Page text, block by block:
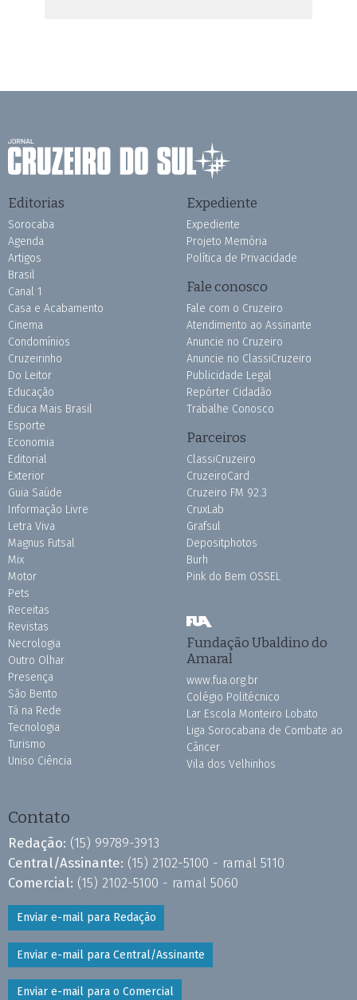
Editorias
Sorocaba
Agenda
Artigos
Brasil
Canal 1
Casa e Acabamento
Cinema
Condomínios
Cruzeirinho
Do Leitor
Educação
Educa Mais Brasil
Esporte
Economia
Editorial
Exterior
Guia Saúde
Informação Livre
Letra Viva
Magnus Futsal
Mix
Motor
Pets
Receitas
Revistas
Necrologia
Outro Olhar
Presença
São Bento
Tá na Rede
Tecnologia
Turismo
Uniso Ciência
Expediente
Expediente
Projeto Memória
Política de Privacidade
Fale conosco
Fale com o Cruzeiro
Atendimento ao Assinante
Anuncie no Cruzeiro
Anuncie no ClassiCruzeiro
Publicidade Legal
Repórter Cidadão
Trabalhe Conosco
Parceiros
ClassiCruzeiro
CruzeiroCard
Cruzeiro FM 92.3
CruxLab
Grafsul
Depositphotos
Burh
Pink do Bem OSSEL
Fundação Ubaldino do
Amaral
www.fua.org.br
Colégio Politécnico
Lar Escola Monteiro Lobato
Liga Sorocabana de Combate ao
Câncer
Vila dos Velhinhos
Contato
Redação: (15) 99789-3913
Central/Assinante: (15) 2102-5100 - ramal 5110
Comercial: (15) 2102-5100 - ramal 5060
Enviar e-mail para Redação
Enviar e-mail para Central/Assinante
Enviar e-mail para o Comercial